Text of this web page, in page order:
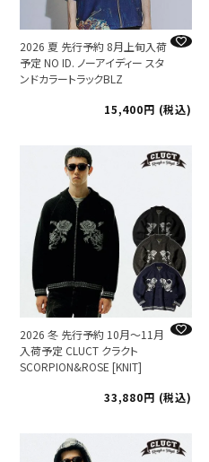
2026 夏 先行予約 8月上旬入荷
予定 NO ID. ノーアイディー スタ
ンドカラートラックBLZ
15,400
税込
2026 冬 先行予約 10月～11月
入荷予定 CLUCT クラクト
SCORPION&ROSE [KNIT]
33,880
税込